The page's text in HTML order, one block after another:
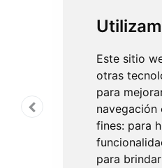
Este sitio
otras
para
navegación
fines: para
para